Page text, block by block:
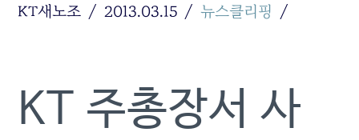
KT새노조 2013.03.15 뉴스클리핑
KT 주총장서 사